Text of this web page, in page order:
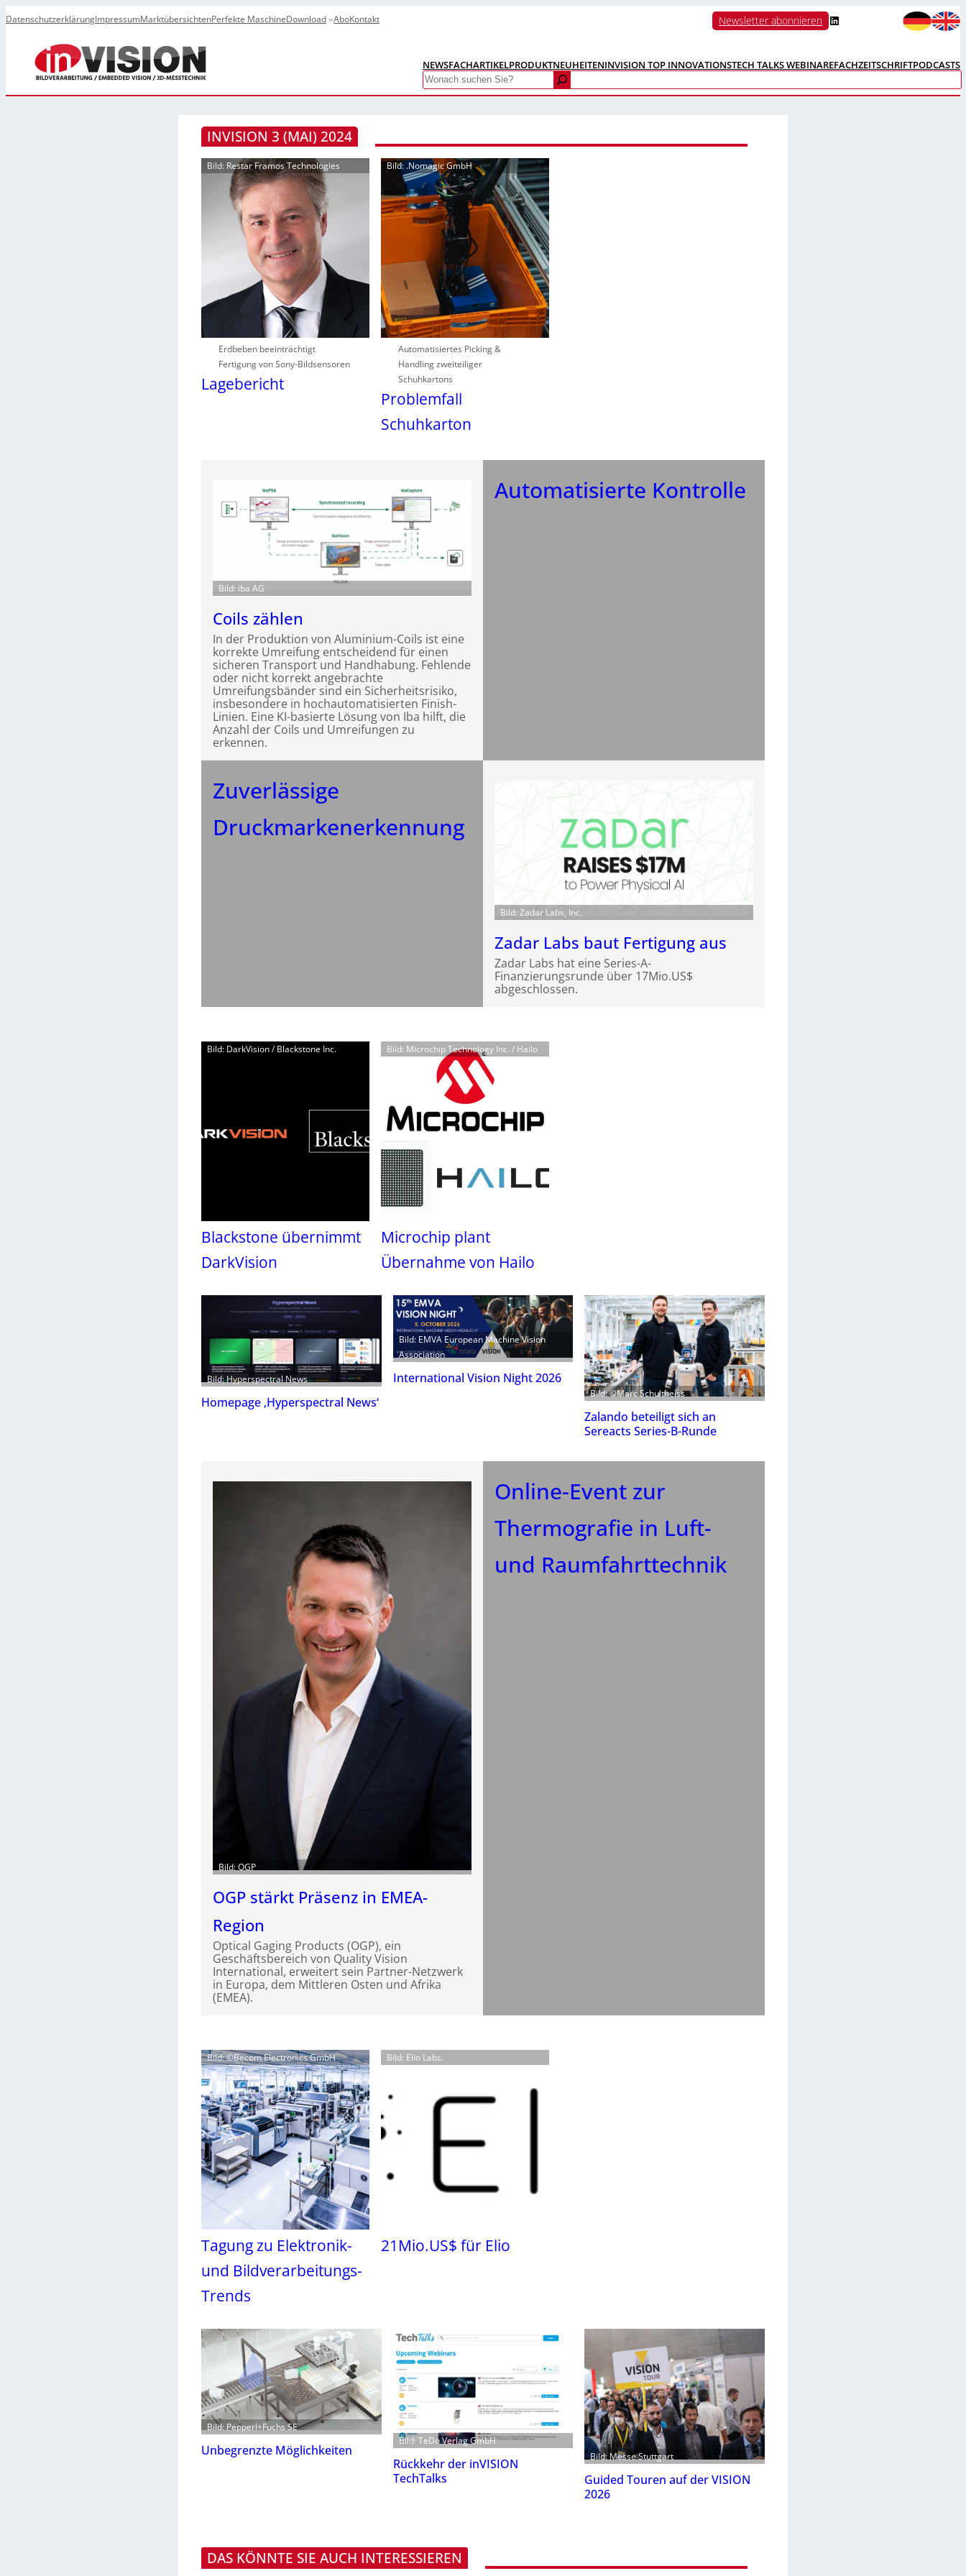
DatenschutzerklärungImpressumMarktübersichtenPerfekte MaschineDownload AboKontakt Newsletter abonnieren LinkedIn
NEWSFACHARTIKELPRODUKTNEUHEITENINVISION TOP INNOVATIONSTECH TALKS WEBINAREFACHZEITSCHRIFTPODCASTS
Search
INVISION 3 (MAI) 2024
Bild: Restar Framos Technologies
Erdbeben beeinträchtigt
Fertigung von Sony-Bildsensoren
Lagebericht
Bild: .Nomagic GmbH
Automatisiertes Picking &
Handling zweiteiliger
Schuhkartons
Problemfall
Schuhkarton
Bild: iba AG
Coils zählen
In der Produktion von Aluminium-Coils ist eine
korrekte Umreifung entscheidend für einen
sicheren Transport und Handhabung. Fehlende
oder nicht korrekt angebrachte
Umreifungsbänder sind ein Sicherheitsrisiko,
insbesondere in hochautomatisierten Finish-
Linien. Eine KI-basierte Lösung von Iba hilft, die
Anzahl der Coils und Umreifungen zu
erkennen.
Automatisierte Kontrolle
Zuverlässige
Druckmarkenerkennung
Bild: Zadar Labs, Inc.
Zadar Labs baut Fertigung aus
Zadar Labs hat eine Series-A-
Finanzierungsrunde über 17Mio.US$
abgeschlossen.
Bild: DarkVision / Blackstone Inc.
Blackstone übernimmt
DarkVision
Bild: Microchip Technology Inc. / Hailo
Microchip plant
Übernahme von Hailo
Bild: Hyperspectral News
Homepage ‚Hyperspectral News‘
Bild: EMVA European Machine Vision
Association
International Vision Night 2026
Bild: ©Marc Schultheiss
Zalando beteiligt sich an
Sereacts Series-B-Runde
Bild: OGP
OGP stärkt Präsenz in EMEA-
Region
Optical Gaging Products (OGP), ein
Geschäftsbereich von Quality Vision
International, erweitert sein Partner-Netzwerk
in Europa, dem Mittleren Osten und Afrika
(EMEA).
Online-Event zur
Thermografie in Luft-
und Raumfahrttechnik
Bild: ©Becom Electronics GmbH
Tagung zu Elektronik-
und Bildverarbeitungs-
Trends
Bild: Elio Labs.
21Mio.US$ für Elio
Bild: Pepperl+Fuchs SE
Unbegrenzte Möglichkeiten
Bild: TeDo Verlag GmbH
Rückkehr der inVISION
TechTalks
Bild: Messe Stuttgart
Guided Touren auf der VISION
2026
DAS KÖNNTE SIE AUCH INTERESSIEREN